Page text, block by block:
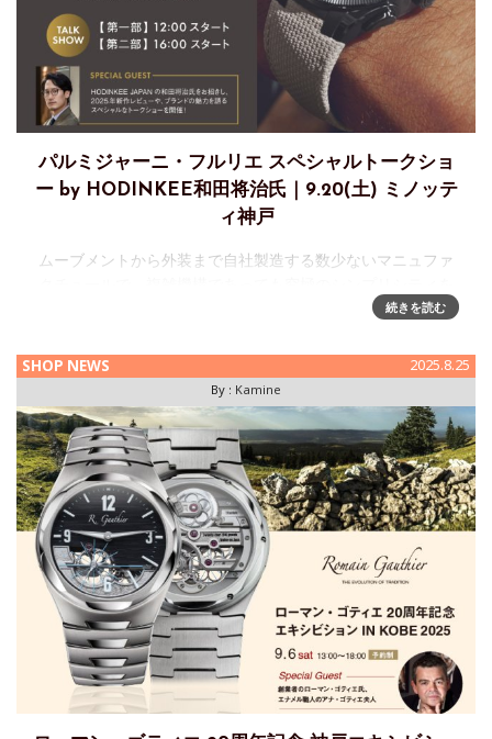
パルミジャーニ・フルリエ スペシャルトークショ
ー by HODINKEE和田将治氏｜9.20(土) ミノッテ
ィ神戸
ムーブメントから外装まで自社製造する数少ないマニュファ
追求し、極上の気品をまとう腕時計を生み出している「パル
JAPANの和田
続きを読む
SHOP NEWS 2025.8.25
By : Kamine